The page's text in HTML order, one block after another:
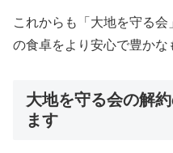
これからも「大地を守る
の食卓をより安心で豊かな
大地を守る会の解
ます